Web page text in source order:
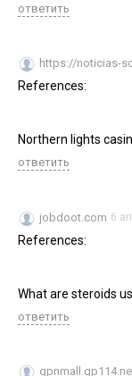
ответить
https://noticias-
References:
Northern lights
ответить
jobdoot.com 6
References:
What are steroids
ответить